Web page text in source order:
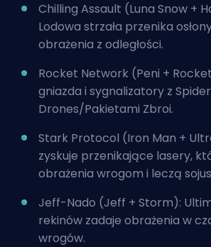
Chilling Assault (Luna Snow +
Lodowa strzała przenika
obrażenia z odległości.
Rocket Network (Peni +
gniazda i sygnalizatory z
Drones/Pakietami Zbroi.
Stark Protocol (Iron Man +
zyskuje przenikające lasery,
obrażenia wrogom i leczą
Jeff-Nado (Jeff + Storm):
rekinów zadaje obrażenia w
wrogów.